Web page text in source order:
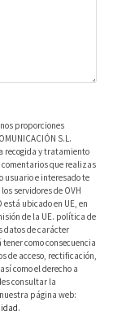
proporciones
S.L.
recogida y tratamiento
que realizas
usuario e interesado te
servidores de OVH
está ubicado en UE, en
de la UE. política de
datos de carácter
como consecuencia
de acceso, rectificación,
como el derecho a
consultar la
página web:
.